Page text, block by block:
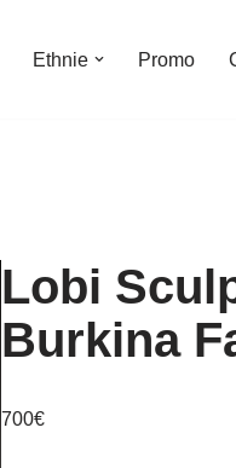
Ethnie Promo
Lobi
Burkina
700€